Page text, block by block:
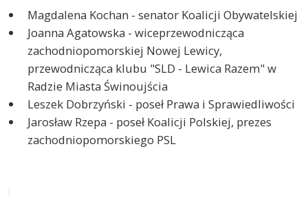
Magdalena Kochan - senator Koalicji Obywatelskiej
Joanna Agatowska - wiceprzewodnicząca
zachodniopomorskiej Nowej Lewicy,
przewodnicząca klubu "SLD - Lewica Razem" w
Radzie Miasta Świnoujścia
Leszek Dobrzyński - poseł Prawa i Sprawiedliwości
Jarosław Rzepa - poseł Koalicji Polskiej, prezes
zachodniopomorskiego PSL